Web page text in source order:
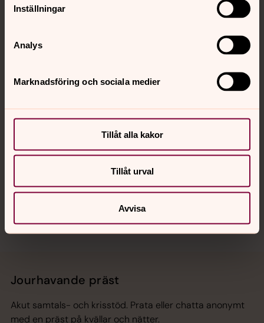
Inställningar
Analys
Marknadsföring och sociala medier
Tillåt alla kakor
Tillåt urval
Avvisa
Kontakt
Sociala kanaler
Jourhavande präst
Akut samtals- och krisstöd. Prata eller chatta anonymt
med en präst på kvällar och nätter.